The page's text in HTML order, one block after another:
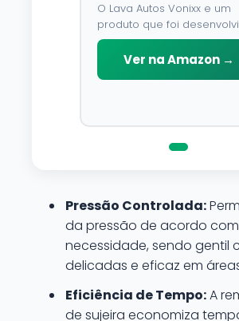
O Lava Autos Vonixx e um
produto que foi
para limpar, proteger e
conservar a lataria do
Por possuir pH neutro, pode
Ver na Amazon →
Pressão Controlada:
da pressão de acordo
necessidade, sendo gentil
delicadas e eficaz em
Eficiência de Tempo:A
de sujeira economiza